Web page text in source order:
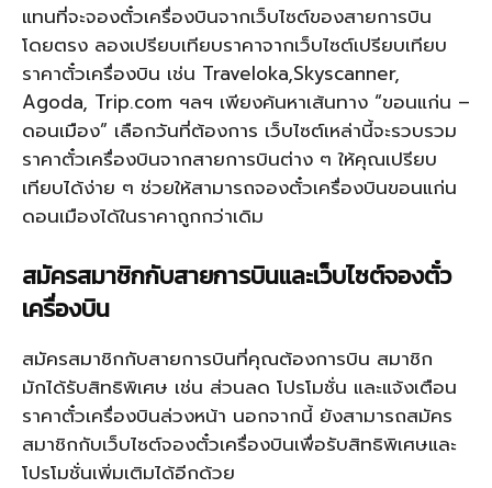
แทนที่จะจองตั๋วเครื่องบินจากเว็บไซต์ของสายการบิน
โดยตรง ลองเปรียบเทียบราคาจากเว็บไซต์เปรียบเทียบ
ราคาตั๋วเครื่องบิน เช่น Traveloka,Skyscanner,
Agoda, Trip.com ฯลฯ เพียงค้นหาเส้นทาง “ขอนแก่น –
ดอนเมือง” เลือกวันที่ต้องการ เว็บไซต์เหล่านี้จะรวบรวม
ราคาตั๋วเครื่องบินจากสายการบินต่าง ๆ ให้คุณเปรียบ
เทียบได้ง่าย ๆ ช่วยให้สามารถจองตั๋วเครื่องบินขอนแก่น
ดอนเมืองได้ในราคาถูกกว่าเดิม
สมัครสมาชิกกับสายการบินและเว็บไซต์จองตั๋ว
เครื่องบิน
สมัครสมาชิกกับสายการบินที่คุณต้องการบิน สมาชิก
มักได้รับสิทธิพิเศษ เช่น ส่วนลด โปรโมชั่น และแจ้งเตือน
ราคาตั๋วเครื่องบินล่วงหน้า นอกจากนี้ ยังสามารถสมัคร
สมาชิกกับเว็บไซต์จองตั๋วเครื่องบินเพื่อรับสิทธิพิเศษและ
โปรโมชั่นเพิ่มเติมได้อีกด้วย